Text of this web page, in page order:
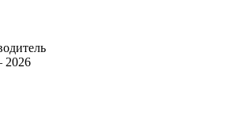
2026